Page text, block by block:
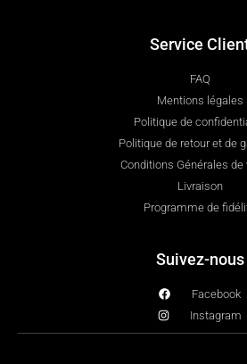
Service
FAQ
Mentions légales
Politique de
Politique de retour et de
Conditions Générales de
Livraison
Programme de
Suivez-nous
Facebook
Instagram